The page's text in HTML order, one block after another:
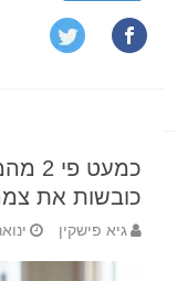
כובשות את
גיא פישקין ינואר 6,